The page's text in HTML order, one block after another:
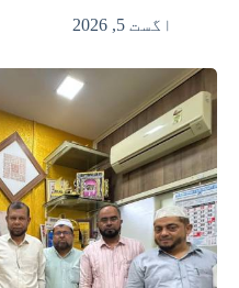
اگست 5, 2026